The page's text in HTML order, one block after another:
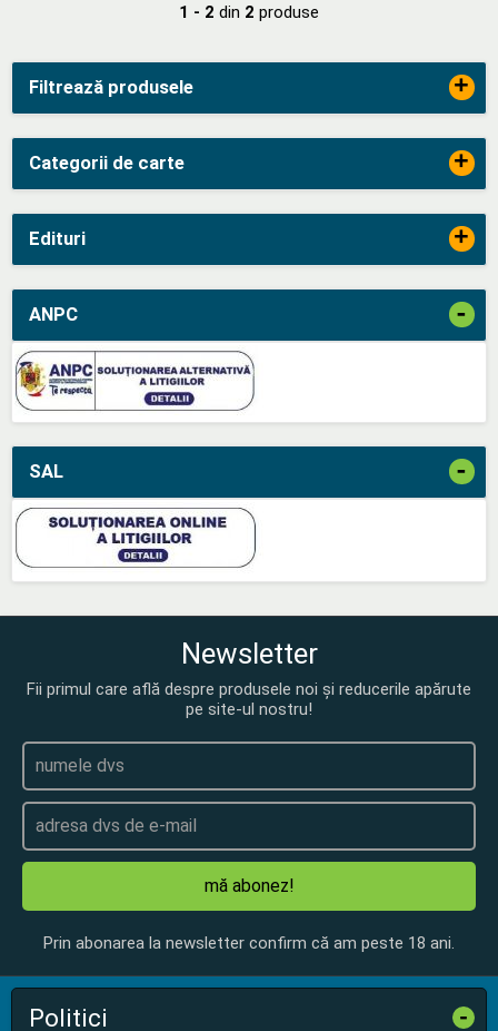
Filtrează produsele +
Categorii de carte +
Edituri +
ANPC -
SAL -
1 - 2 din 2 produse
Newsletter
Fii primul care află despre produsele noi și reducerile apărute
pe site-ul nostru!
mă abonez!
Prin abonarea la newsletter confirm că am peste 18 ani.
Politici -